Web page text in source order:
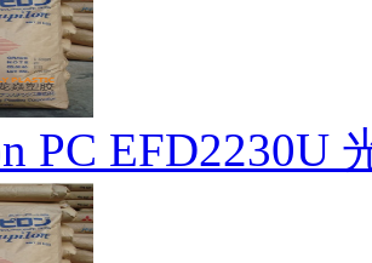
PC EFD2230U